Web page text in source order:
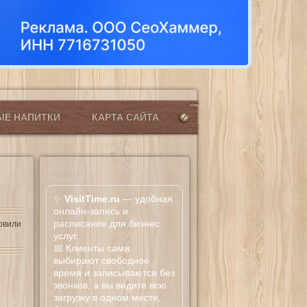
НАПИТКИ КАРТА САЙТА
✨ VisitTime.ru — удобная
онлайн-запись и
расписание для бизнес
услуг.
📅 Клиенты сами
выбирают свободное
время и записываются без
звонков, а вы видите всю
загрузку в одном месте,